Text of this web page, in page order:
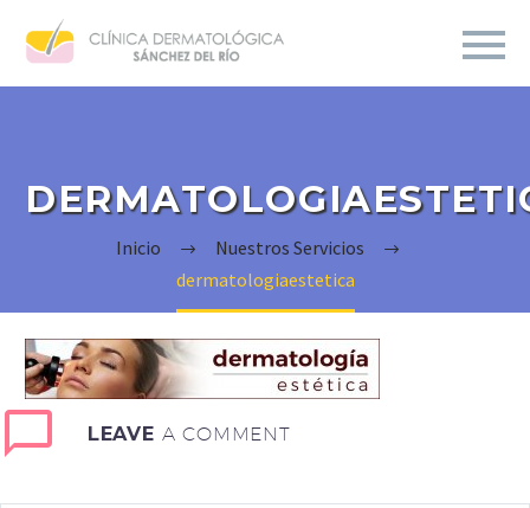
Inicio
Nuestros Servicios
dermatologiaestetica
LEAVE A COMMENT